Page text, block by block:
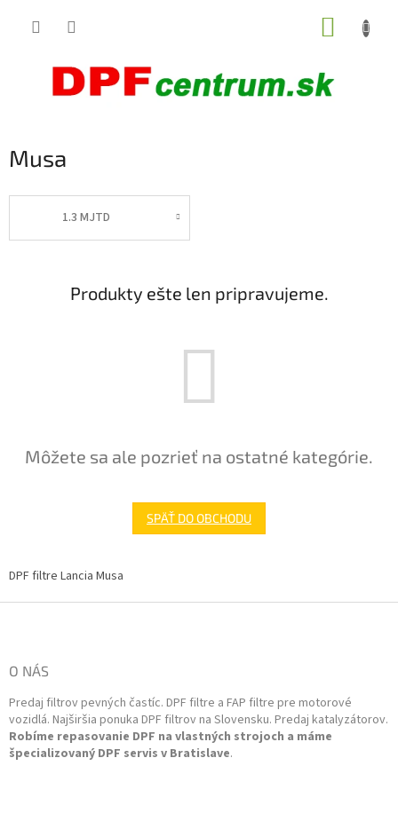
Musa
1.3 MJTD
Produkty ešte len pripravujeme.
Môžete sa ale pozrieť na ostatné kategórie.
SPÄŤ DO OBCHODU
DPF filtre Lancia Musa
O NÁS
Predaj filtrov pevných častíc. DPF filtre a FAP filtre pre motorové
vozidlá. Najširšia ponuka DPF filtrov na Slovensku. Predaj katalyzátorov.
Robíme repasovanie DPF na vlastných strojoch a máme
špecializovaný DPF servis v Bratislave.